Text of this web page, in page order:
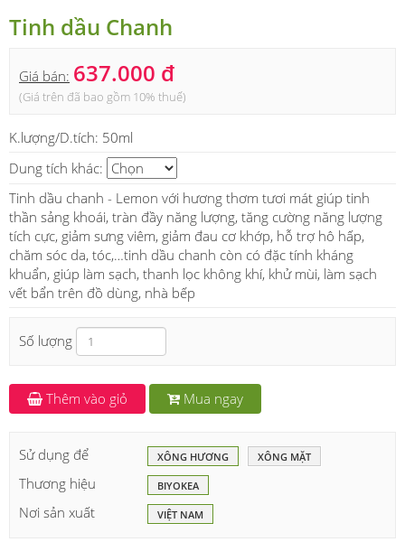
Tinh dầu Chanh
Giá bán: 637.000 đ
(Giá trên đã bao gồm 10% thuế)
K.lượng/D.tích: 50ml
Dung tích khác:
Tinh dầu chanh - Lemon với hương thơm tươi mát giúp tinh
thần sảng khoái, tràn đầy năng lượng, tăng cường năng lượng
tích cực, giảm sưng viêm, giảm đau cơ khớp, hỗ trợ hô hấp,
chăm sóc da, tóc,…tinh dầu chanh còn có đặc tính kháng
khuẩn, giúp làm sạch, thanh lọc không khí, khử mùi, làm sạch
vết bẩn trên đồ dùng, nhà bếp
Số lượng
Thêm vào giỏ Mua ngay
Sử dụng để XÔNG HƯƠNG XÔNG MẶT
Thương hiệu BIYOKEA
Nơi sản xuất VIỆT NAM